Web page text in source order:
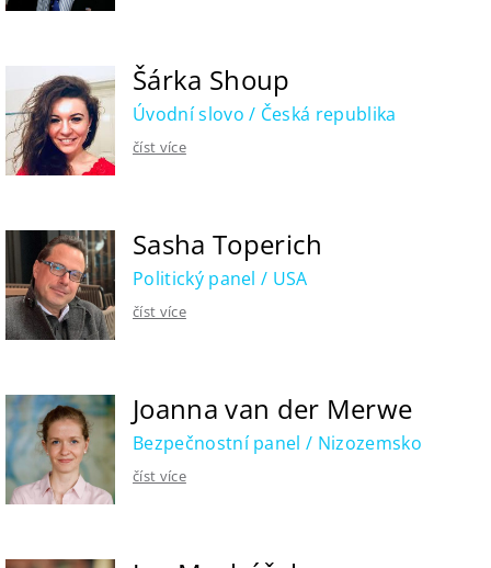
Šárka Shoup
Úvodní slovo / Česká republika
číst více
Sasha Toperich
Politický panel / USA
číst více
Joanna van der Merwe
Bezpečnostní panel / Nizozemsko
číst více